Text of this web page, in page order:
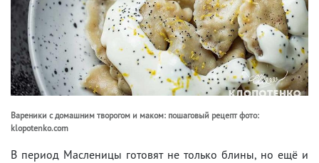
Вареники с домашним творогом и маком: пошаговый рецепт фото:
klopotenko.com
В период Масленицы готовят не только блины, но ещё и